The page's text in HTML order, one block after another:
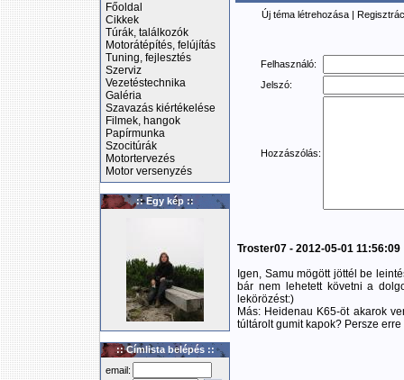
Főoldal
Cikkek
Túrák, találkozók
Motorátépítés, felújítás
Tuning, fejlesztés
Szerviz
Vezetéstechnika
Galéria
Szavazás kiértékelése
Filmek, hangok
Papírmunka
Szocitúrák
Motortervezés
Motor versenyzés
:: Egy kép ::
:: Címlista belépés ::
email:
Új téma létrehozása |
Felhasználó:
Jelszó:
Hozzászólás:
Troster07 - 2012-05-01 11:56:09
Igen, Samu mögött jöttél be
bár nem lehetett követni a
lekörözést:)
Más: Heidenau K65-öt akarok
túltárolt gumit kapok? Persze